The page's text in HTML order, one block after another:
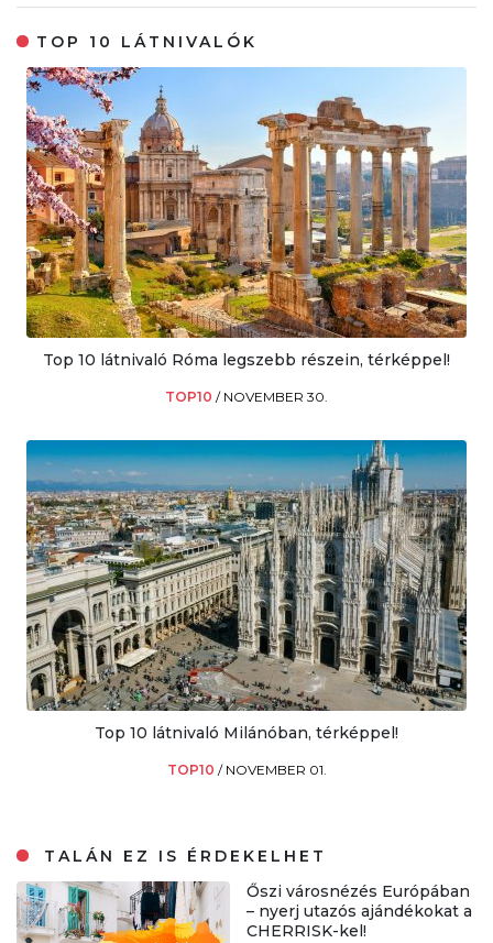
TOP 10 LÁTNIVALÓK
Top 10 látnivaló Róma legszebb részein, térképpel!
TOP10 / NOVEMBER 30.
Top 10 látnivaló Milánóban, térképpel!
TOP10 / NOVEMBER 01.
TALÁN EZ IS ÉRDEKELHET
Őszi városnézés Európában
– nyerj utazós ajándékokat a
CHERRISK-kel!